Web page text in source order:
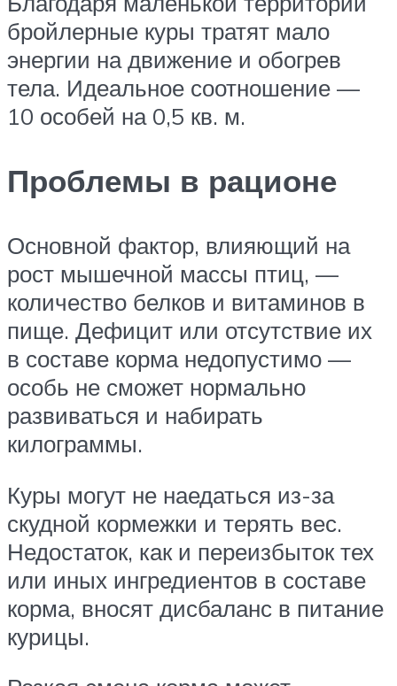
бройлерные куры тратят мало
энергии на движение и обогрев
тела. Идеальное соотношение —
10 особей на 0,5 кв. м.
Проблемы в рационе
Основной фактор, влияющий на
рост мышечной массы птиц, —
количество белков и витаминов в
пище. Дефицит или отсутствие их
в составе корма недопустимо —
особь не сможет нормально
развиваться и набирать
килограммы.
Куры могут не наедаться из-за
скудной кормежки и терять вес.
Недостаток, как и переизбыток тех
или иных ингредиентов в составе
корма, вносят дисбаланс в питание
курицы.